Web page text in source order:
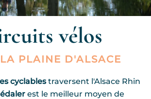
vélos
PLAINE D'ALSACE
cyclablestraversent l'Alsace Rhin
est le meilleur moyen de